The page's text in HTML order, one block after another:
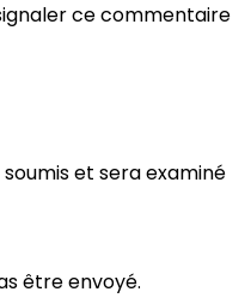
ce commentaire
et sera examiné
être envoyé.